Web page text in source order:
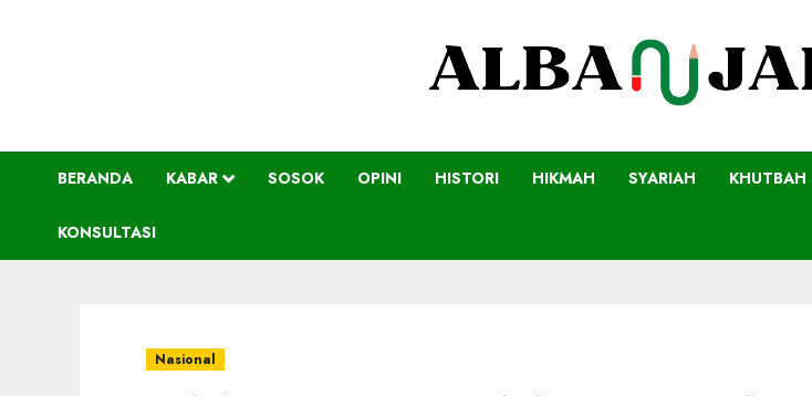
BERANDA KABAR SOSOK OPINI HISTORI HIKMAH SYARIAH KHUTBAH
KONSULTASI
Nasional